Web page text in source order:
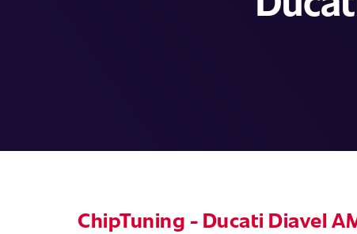
ChipTuning - Ducati Diavel